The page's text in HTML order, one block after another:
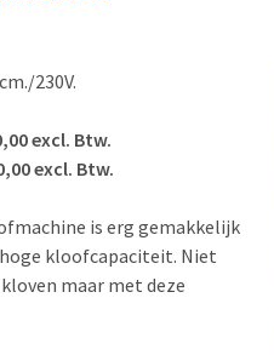
230V.
excl. Btw.
excl. Btw.
is erg gemakkelijk
kloofcapaciteit. Niet
maar met deze